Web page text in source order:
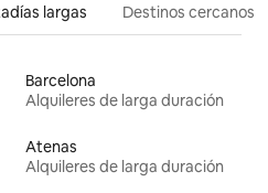
largas Destinos cercanos
Barcelona
Alquileres de larga duración
Atenas
Alquileres de larga duración